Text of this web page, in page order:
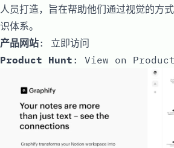
人员打造，旨在帮助他们通过视觉的方
识体系。
产品网站: 立即访问
Product Hunt : View on